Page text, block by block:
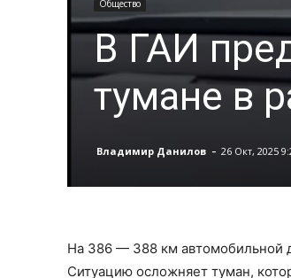
Общество
В ГАИ
тумане в
Владимир Данилов - 26 Окт, 2025
На 386 — 388 км автомобильной
Ситуацию осложняет туман,